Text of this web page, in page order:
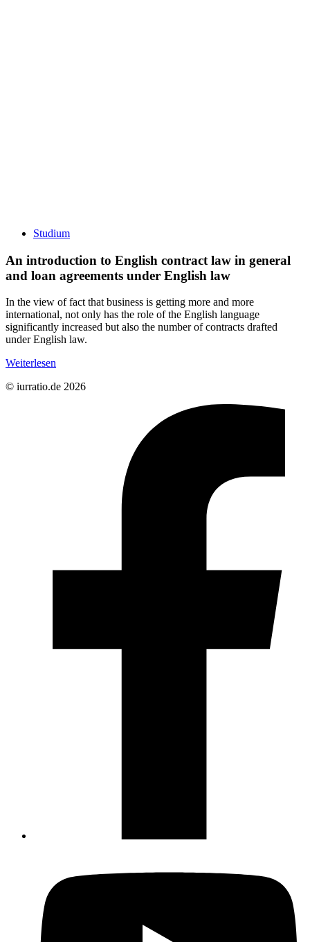
Studium
An introduction to English contract law in general
and loan agreements under English law
In the view of fact that business is getting more and more
international, not only has the role of the English language
significantly increased but also the number of contracts drafted
under English law.
Weiterlesen
© iurratio.de 2026